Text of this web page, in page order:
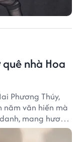
nhà Hoa
Phương Thúy,
năm văn hiến mà
mang hương
kỳ.